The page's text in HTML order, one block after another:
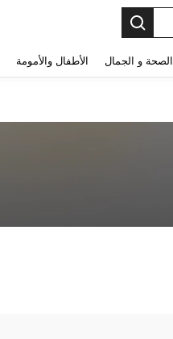
الصحة و الجمال الأطفال والأمومة